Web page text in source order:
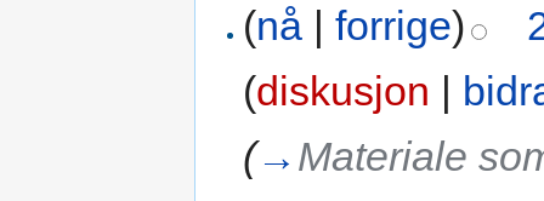
(nå |forrige)
(diskusjon |
(→ Materiale